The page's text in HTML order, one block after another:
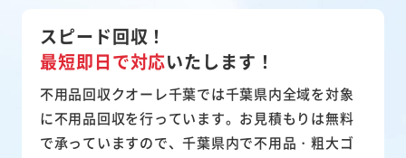
スピード回収！
最短即日で対応いたします！
不用品回収クオーレ千葉では千葉県内全域を対象
に不用品回収を行っています。お見積もりは無料
で承っていますので、千葉県内で不用品・粗大ゴ